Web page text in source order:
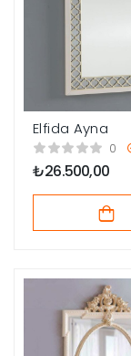
Elfida Ayna
0
₺26.500,00